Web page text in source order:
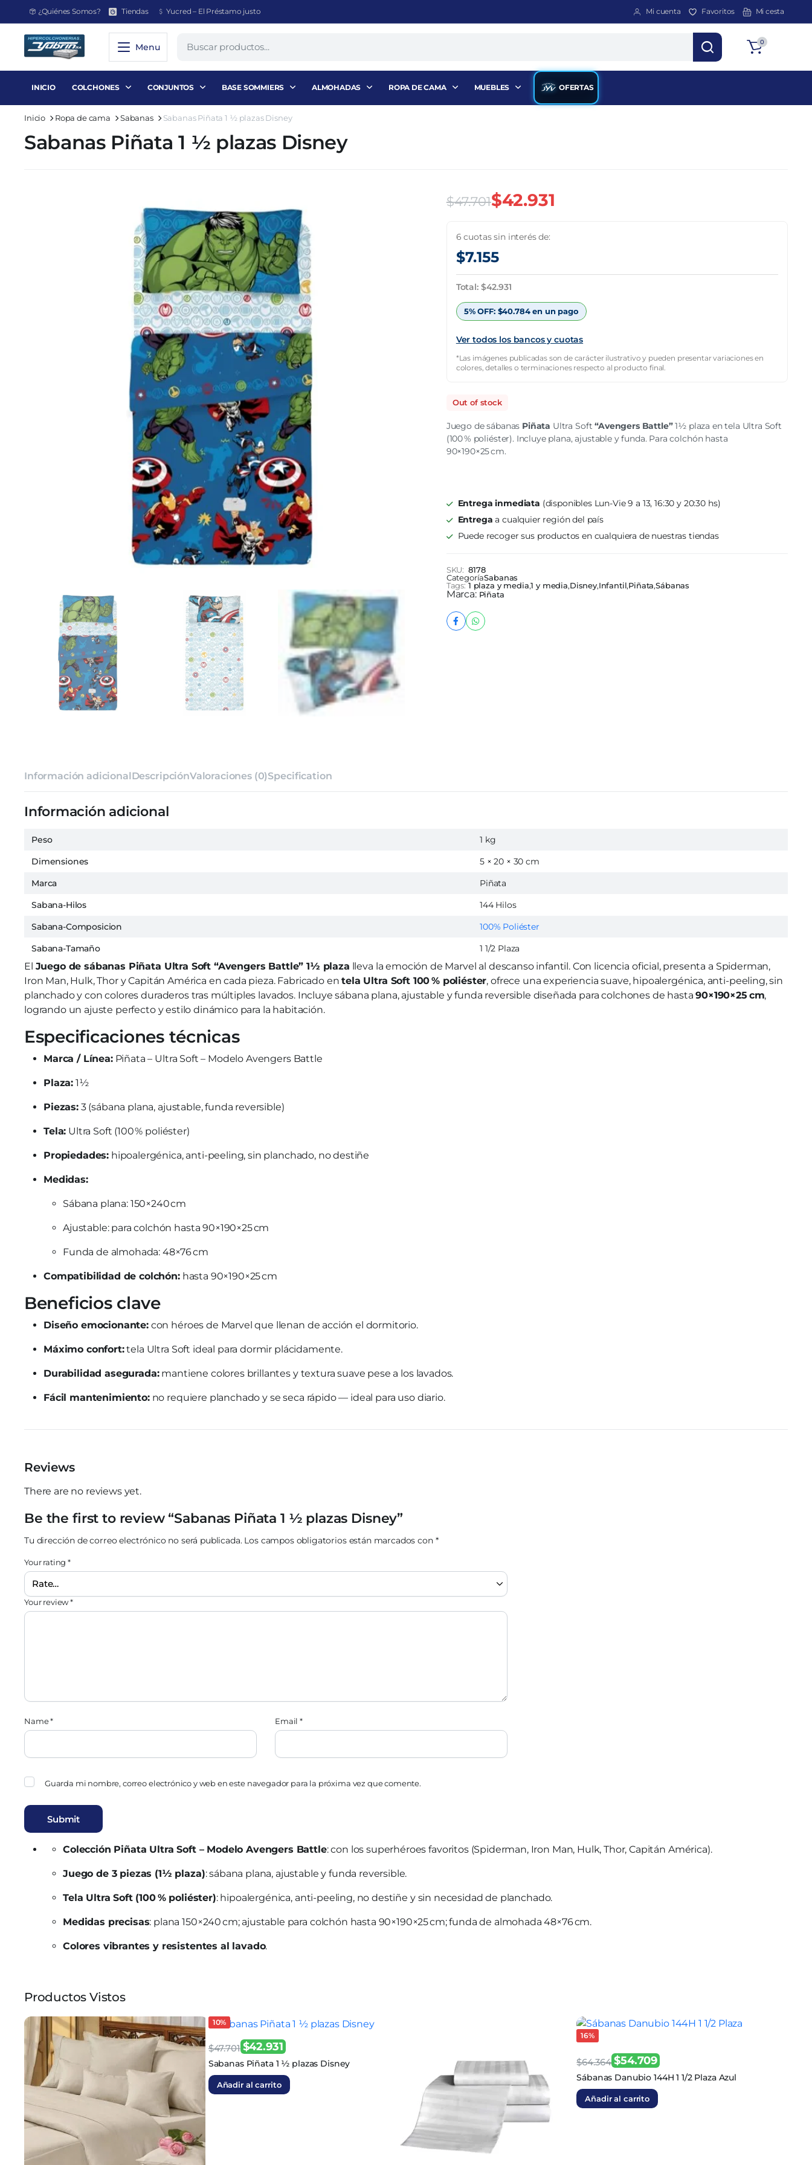
¿Quiénes Somos? Tiendas Yucred – El Préstamo justo Mi cuenta Favoritos Mi cesta
Menu 0
INICIO COLCHONES CONJUNTOS BASE SOMMIERS ALMOHADAS ROPA DE CAMA MUEBLES OFERTAS
Inicio Ropa de cama Sabanas Sabanas Piñata 1 ½ plazas Disney
Sabanas Piñata 1 ½ plazas Disney
$47.701
precio
original
era:
$47.701.
$42.931
precio
actual
es:
$42.931.
6 cuotas sin interés de:
$7.155
Total: $42.931
5% OFF: $40.784en un pago
Ver todos los bancos y cuotas
*Las imágenes publicadas son de carácter ilustrativo y pueden presentar variaciones en
colores, detalles o terminaciones respecto al producto final.
Out of stock
Juego de sábanas Piñata Ultra Soft “Avengers Battle”1½ plaza en tela Ultra Soft
(100 % poliéster). Incluye plana, ajustable y funda. Para colchón hasta
90×190×25 cm.
Entrega inmediata (disponibles Lun-Vie 9 a 13, 16:30 y 20:30 hs)
Entrega a cualquier región del país
Puede recoger sus productos en cualquiera de nuestras tiendas
SKU: 8178
CategoríaSabanas
Tags: 1 plaza y media,1 y media,Disney,Infantil,Piñata,Sábanas
Marca: Piñata
Información adicionalDescripciónValoraciones (0)Specification
Información adicional
Peso
1 kg
Dimensiones
5 × 20 × 30 cm
Marca
Piñata
Sabana-Hilos
144 Hilos
Sabana-Composicion
100% Poliéster
Sabana-Tamaño
1 1/2 Plaza
El Juego de sábanas Piñata Ultra Soft “Avengers Battle” 1½ plaza lleva la emoción de Marvel al descanso infantil. Con licencia oficial, presenta a Spiderman,
Iron Man, Hulk, Thor y Capitán América en cada pieza. Fabricado entela Ultra Soft 100 % poliéster, ofrece una experiencia suave, hipoalergénica, anti-peeling, sin
planchado y con colores duraderos tras múltiples lavados. Incluye sábana plana, ajustable y funda reversible diseñada para colchones de hasta90×190×25 cm,
logrando un ajuste perfecto y estilo dinámico para la habitación.
Especificaciones técnicas
Marca / Línea:Piñata – Ultra Soft – Modelo Avengers Battle
Plaza: 1½
Piezas:3 (sábana plana, ajustable, funda reversible)
Tela: Ultra Soft (100 % poliéster)
Propiedades: hipoalergénica, anti-peeling, sin planchado, no destiñe
Medidas:
Sábana plana: 150×240 cm
Ajustable: para colchón hasta 90×190×25 cm
Funda de almohada: 48×76 cm
Compatibilidad de colchón:hasta 90×190×25 cm
Beneficios clave
Diseño emocionante:con héroes de Marvel que llenan de acción el dormitorio.
Máximo confort:tela Ultra Soft ideal para dormir plácidamente.
Durabilidad asegurada:mantiene colores brillantes y textura suave pese a los lavados.
Fácil mantenimiento:no requiere planchado y se seca rápido — ideal para uso diario.
Reviews
There are no reviews yet.
Be the first to review “Sabanas Piñata 1 ½ plazas Disney”
Tu dirección de correo electrónico no será publicada. Los campos obligatorios están marcados con *
Your rating*
Your review*
Name* Email*
Guarda mi nombre, correo electrónico y web en este navegador para la próxima vez que comente.
Colección Piñata Ultra Soft – Modelo Avengers Battle: con los superhéroes favoritos (Spiderman, Iron Man, Hulk, Thor, Capitán América).
Juego de 3 piezas (1½ plaza): sábana plana, ajustable y funda reversible.
Tela Ultra Soft (100 % poliéster): hipoalergénica, anti-peeling, no destiñe y sin necesidad de planchado.
Medidas precisas: plana 150×240 cm; ajustable para colchón hasta 90×190×25 cm; funda de almohada 48×76 cm.
Colores vibrantes y resistentes al lavado.
Productos Vistos
10%
$47.701
El
precio
original
$42.931
El
precio
actual
Sabanas Piñata 1 ½ plazas Disney
Añadir al carrito
16%
$64.364
El
precio
original
$54.709
El
precio
actual
Sábanas Danubio 144H 1 1/2 Plaza Azul
Añadir al carrito